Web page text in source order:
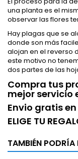
una planta es el
observar las flores
Hay plagas que se
donde son más
alojan en el reverso
este motivo no
dos partes de las
Compra tus
mejor servicio
Envio gratis
ELIGE TU
TAMBIÉN PODRÍA